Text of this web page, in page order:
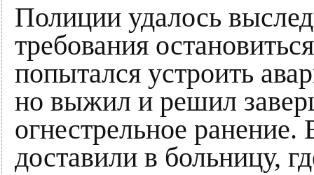
Полиции удалось
требования
попытался устроить
но выжил и решил
огнестрельное ранение.
доставили в больницу,